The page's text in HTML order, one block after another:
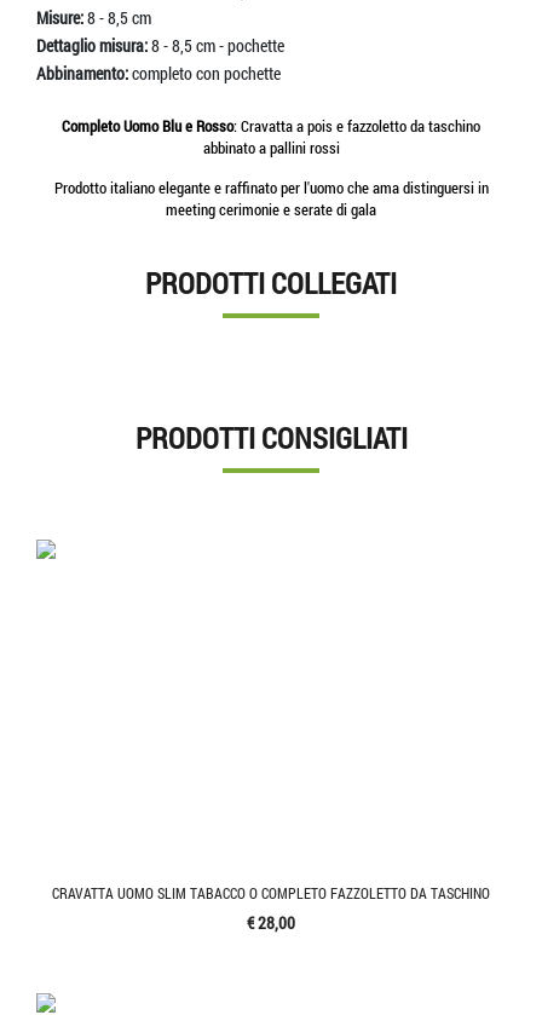
Misure:8 - 8,5 cm
Dettaglio misura:8 - 8,5 cm - pochette
Abbinamento:completo con pochette
Completo Uomo Blu e Rosso: Cravatta a pois e fazzoletto da taschino
abbinato a pallini rossi
Prodotto italiano elegante e raffinato per l'uomo che ama distinguersi in
meeting cerimonie e serate di gala
PRODOTTI COLLEGATI
PRODOTTI CONSIGLIATI
CRAVATTA UOMO SLIM TABACCO O COMPLETO FAZZOLETTO DA TASCHINO
€ 28,00